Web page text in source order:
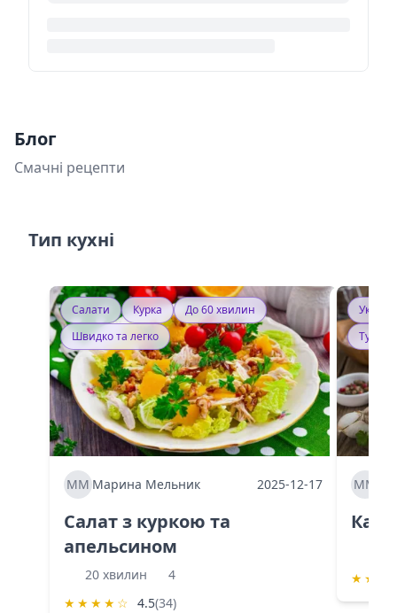
Блог
Смачні рецепти
Тип кухні
Салати Курка
До 60 хвилин
Швидко та легко
ММ Марина Мельник 2025-12-17
Салат з куркою та
апельсином
20 хвилин
4
★ ★ ★ ★ ☆ 4.5(34)
ММ
★ ★